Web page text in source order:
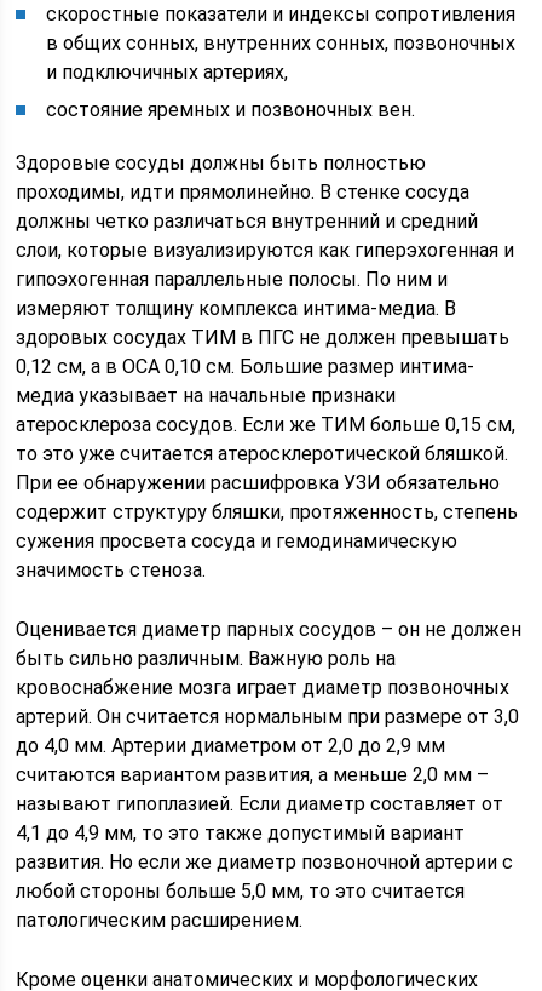
скоростные показатели и индексы сопротивления
в общих сонных, внутренних сонных, позвоночных
и подключичных артериях,
состояние яремных и позвоночных вен.
Здоровые сосуды должны быть полностью
проходимы, идти прямолинейно. В стенке сосуда
должны четко различаться внутренний и средний
слои, которые визуализируются как гиперэхогенная и
гипоэхогенная параллельные полосы. По ним и
измеряют толщину комплекса интима-медиа. В
здоровых сосудах ТИМ в ПГС не должен превышать
0,12 см, а в ОСА 0,10 см. Большие размер интима-
медиа указывает на начальные признаки
атеросклероза сосудов. Если же ТИМ больше 0,15 см,
то это уже считается атеросклеротической бляшкой.
При ее обнаружении расшифровка УЗИ обязательно
содержит структуру бляшки, протяженность, степень
сужения просвета сосуда и гемодинамическую
значимость стеноза.
Оценивается диаметр парных сосудов – он не должен
быть сильно различным. Важную роль на
кровоснабжение мозга играет диаметр позвоночных
артерий. Он считается нормальным при размере от 3,0
до 4,0 мм. Артерии диаметром от 2,0 до 2,9 мм
считаются вариантом развития, а меньше 2,0 мм –
называют гипоплазией. Если диаметр составляет от
4,1 до 4,9 мм, то это также допустимый вариант
развития. Но если же диаметр позвоночной артерии с
любой стороны больше 5,0 мм, то это считается
патологическим расширением.
Кроме оценки анатомических и морфологических